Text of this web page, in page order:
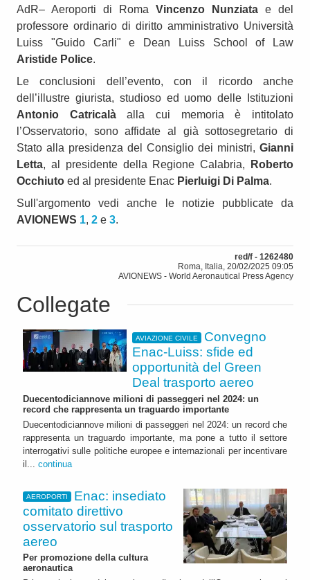
AdR– Aeroporti di Roma Vincenzo Nunziata e del
professore ordinario di diritto amministrativo Università
Luiss "Guido Carli" e Dean Luiss School of Law
Aristide Police.
Le conclusioni dell’evento, con il ricordo anche
dell’illustre giurista, studioso ed uomo delle Istituzioni
Antonio Catricalàalla cui memoria è intitolato
l’Osservatorio, sono affidate al già sottosegretario di
Stato alla presidenza del Consiglio dei ministri, Gianni
Letta, al presidente della Regione Calabria,
Roberto
Occhiuto ed al presidente Enac Pierluigi Di Palma.
Sull'argomento vedi anche le notizie pubblicate da
AVIONEWS 1, 2 e 3.
red/f - 1262480
Roma, Italia, 20/02/2025 09:05
AVIONEWS - World Aeronautical Press Agency
Collegate
AVIAZIONE CIVILE
Convegno
Enac-Luiss: sfide ed
opportunità del Green
Deal trasporto aereo
Duecentodiciannove milioni di passeggeri nel 2024: un
record che rappresenta un traguardo importante
Duecentodiciannove milioni di passeggeri nel 2024: un record che
rappresenta un traguardo importante, ma pone a tutto il settore
interrogativi sulle politiche europee e internazionali per incentivare
il... continua
AEROPORTI
Enac: insediato
comitato direttivo
osservatorio sul trasporto
aereo
Per promozione della cultura
aeronautica